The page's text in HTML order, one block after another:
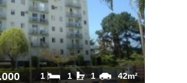
42m²
1
1
1